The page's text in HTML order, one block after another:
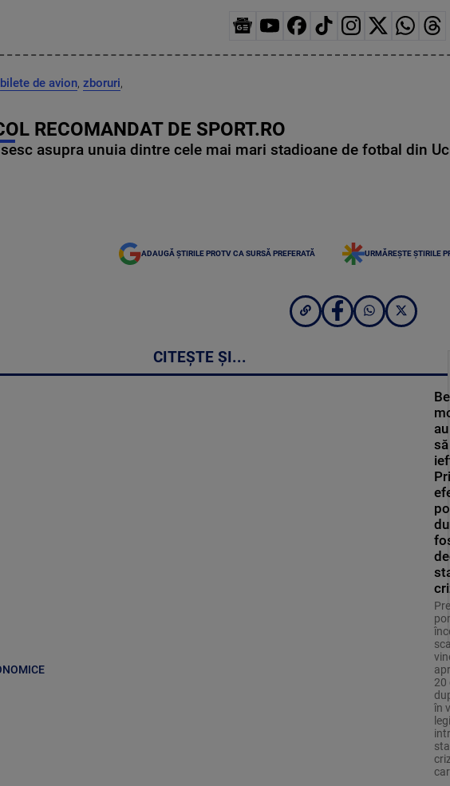
bilete de avion, zboruri,
RECOMANDAT DE SPORT.RO
asupra unuia dintre cele mai mari stadioane de fotbal din
ADAUGĂ ȘTIRILE PROTV CA SURSĂ PREFERATĂ URMĂREȘTE ȘTIRILE
CITEȘTE ȘI...
20
în